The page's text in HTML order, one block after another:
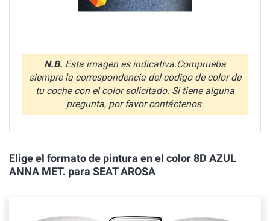
N.B. Esta imagen es indicativa.Comprueba
siempre la correspondencia del codigo de color de
tu coche con el color solicitado. Si tiene alguna
pregunta, por favor contáctenos.
Elige el formato de pintura en el color 8D AZUL
ANNA MET. para SEAT AROSA